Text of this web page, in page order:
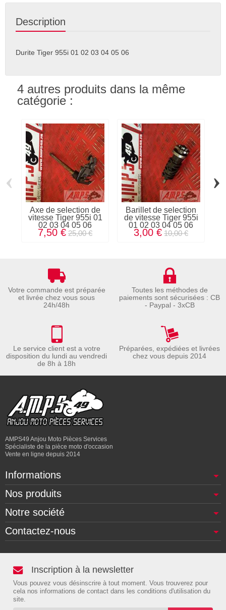
Description
Durite Tiger 955i 01 02 03 04 05 06
4 autres produits dans la même
catégorie :
Axe de selection de
vitesse Tiger 955i 01
02 03 04 05 06
7,50 € 25,00 €
Barillet de selection
de vitesse Tiger 955i
01 02 03 04 05 06
3,00 € 10,00 €
‹ ›
Votre commande est préparée
et livrée chez vous sous
24h/48h
Toutes les méthodes de
paiements sont sécurisées : CB
- Paypal - 3xCB
Le service client est a votre
disposition du lundi au vendredi
de 8h à 18h
Préparées, expédiées et livrées
chez vous depuis 2014
AMPS49 Anjou Moto Pièces Services
Spécialiste de la pièce moto d'occasion
Vente en ligne depuis 2014
Informations
Nos produits
Notre société
Contactez-nous
Inscription à la newsletter
Vous pouvez vous désinscrire à tout moment. Vous trouverez pour
cela nos informations de contact dans les conditions d'utilisation du
site.